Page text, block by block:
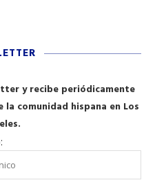
y recibe periódicamente
comunidad hispana en Los